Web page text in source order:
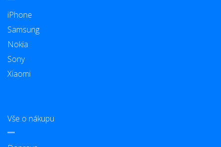
iPhone
Samsung
Nokia
Sony
Xiaomi
Vše o nákupu